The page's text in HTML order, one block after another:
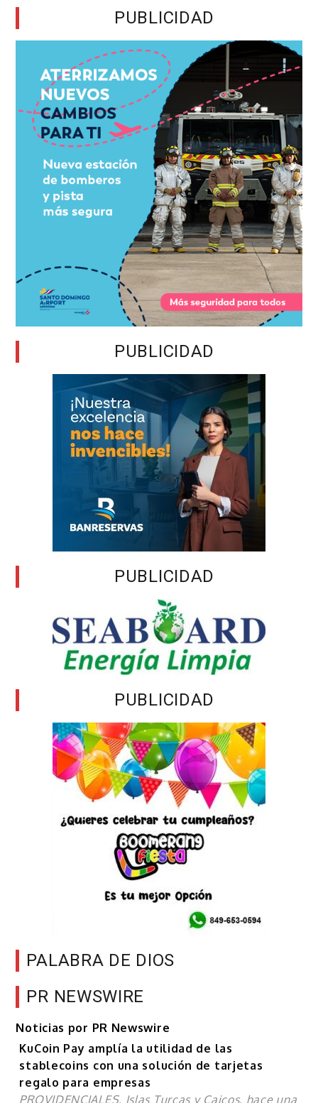
PUBLICIDAD
PUBLICIDAD
PUBLICIDAD
PUBLICIDAD
PALABRA DE DIOS
PR NEWSWIRE
Noticias por PR Newswire
KuCoin Pay amplía la utilidad de las
stablecoins con una solución de tarjetas
regalo para empresas
PROVIDENCIALES, Islas Turcas y Caicos, hace una